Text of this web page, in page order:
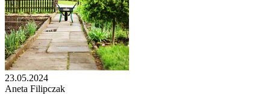
23.05.2024
Aneta Filipczak